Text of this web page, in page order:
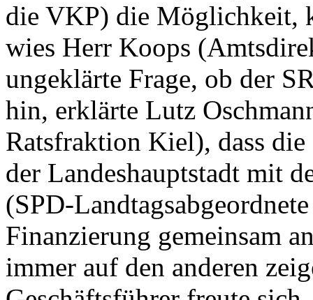
die VKP) die Möglichkeit,
wies Herr Koops
ungeklärte Frage, ob der
hin, erklärte Lutz
Ratsfraktion Kiel), dass
der Landeshauptstadt mit
(SPD-
Finanzierung gemeinsam
immer auf den anderen